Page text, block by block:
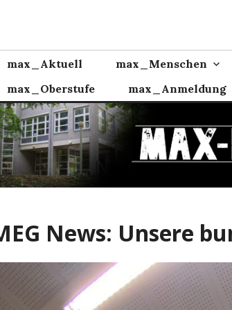
max_Aktuell
max_Menschen
max_Oberstufe
max_Anmeldung
News: Unsere